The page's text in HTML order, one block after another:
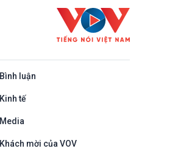
Bình luận
Kinh tế
Media
Khách mời của VOV